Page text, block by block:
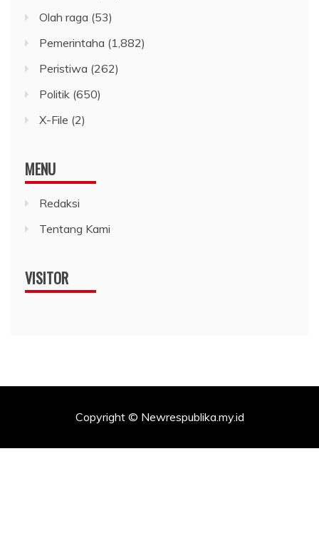
Olah raga (53)
Pemerintaha (1,882)
Peristiwa (262)
Politik (650)
X-File (2)
MENU
Redaksi
Tentang Kami
VISITOR
Copyright © Newrespublika.my.id